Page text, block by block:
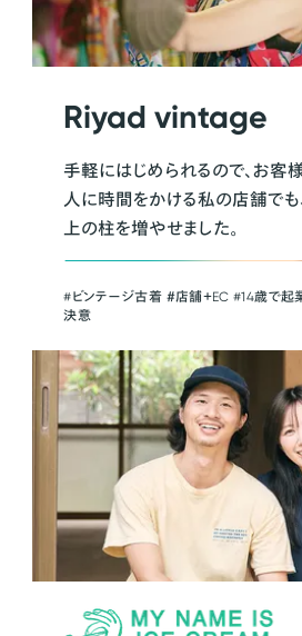
Riyad vintage
手軽にはじめられるので、お客
人に時間をかける私の店舗でも
上の柱を増やせました。
#ビンテージ古着 ＃店舗＋EC #14歳で起
決意